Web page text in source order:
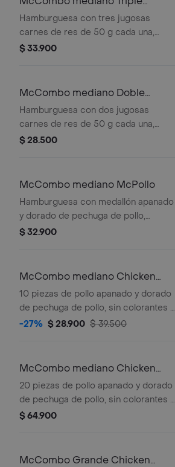
medianas y bebida mediana a
elección.
Hamburguesa con Queso
Hamburguesa con tres jugosas
carnes de res de 50 g cada una,
doble queso cheddar cremoso,
Acompañada de papas fritas
elección.
$ 33.900
McCombo mediano Doble
Hamburguesa con Queso
Hamburguesa con dos jugosas
carnes de res de 50 g cada una,
doble queso cheddar cremoso,
Acompañada de papas fritas
elección.
$ 28.500
McCombo mediano McPollo
Hamburguesa con medallón apanado
y dorado de pechuga de pollo,
mayonesa cremosa y lechuga fresca,
mediana a elección.
$ 32.900
McCombo mediano Chicken
McNuggets 10 pzas
10 piezas de pollo apanado y dorado
de pechuga de pollo, sin colorantes ni
conservantes artificiales.
elección.
-27% $ 28.900 $ 39.500
McCombo mediano Chicken
McNuggets de 20 pzas
20 piezas de pollo apanado y dorado
de pechuga de pollo, sin colorantes ni
conservantes artificiales.
elección.
$ 64.900
McCombo Grande Chicken